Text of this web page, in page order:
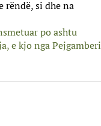
rëndë, si dhe na
po ashtu
e kjo nga Pejgamberi